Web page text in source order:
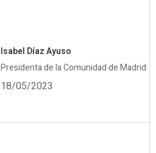
Isabel Díaz Ayuso
Presidenta de la Comunidad de Madrid
18/05/2023